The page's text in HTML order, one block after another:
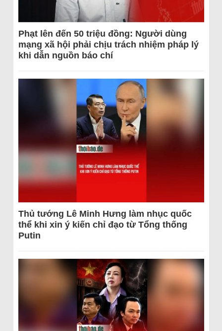
Phạt lên đến 50 triệu đồng: Người dùng
mạng xã hội phải chịu trách nhiệm pháp lý
khi dẫn nguồn báo chí
Thủ tướng Lê Minh Hưng làm nhục quốc
thể khi xin ý kiến chỉ đạo từ Tổng thống
Putin